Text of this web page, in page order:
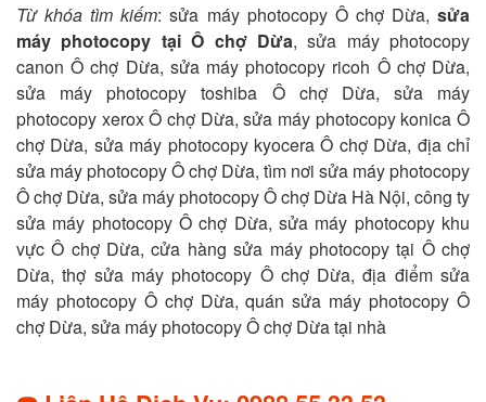
Từ khóa tìm kiếm: sửa máy photocopy Ô chợ Dừa,sửa
máy photocopy tại Ô chợ Dừa, sửa máy photocopy
canon Ô chợ Dừa, sửa máy photocopy ricoh Ô chợ Dừa,
sửa máy photocopy toshiba Ô chợ Dừa, sửa máy
photocopy xerox Ô chợ Dừa, sửa máy photocopy konica Ô
chợ Dừa, sửa máy photocopy kyocera Ô chợ Dừa, địa chỉ
sửa máy photocopy Ô chợ Dừa, tìm nơi sửa máy photocopy
Ô chợ Dừa, sửa máy photocopy Ô chợ Dừa Hà Nội, công ty
sửa máy photocopy Ô chợ Dừa, sửa máy photocopy khu
vực Ô chợ Dừa, cửa hàng sửa máy photocopy tại Ô chợ
Dừa, thợ sửa máy photocopy Ô chợ Dừa, địa điểm sửa
máy photocopy Ô chợ Dừa, quán sửa máy photocopy Ô
chợ Dừa, sửa máy photocopy Ô chợ Dừa tại nhà